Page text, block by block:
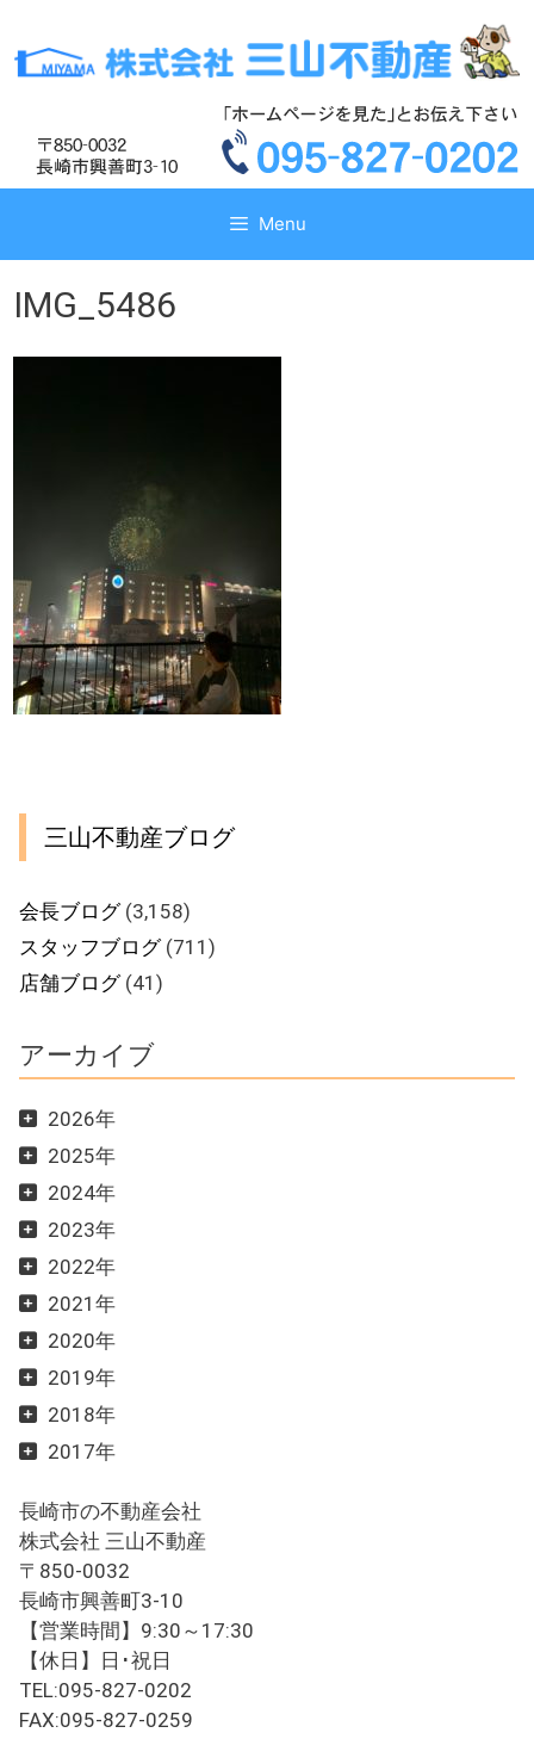
テ
ス
テ
ス
Menu
IMG_5486
三山不動産ブログ
会長ブログ(3,158)
スタッフブログ(711)
店舗ブログ(41)
アーカイブ
2026年
2025年
2024年
2023年
2022年
2021年
2020年
2019年
2018年
2017年
長崎市の不動産会社
株式会社 三山不動産
〒850-0032
長崎市興善町3-10
【営業時間】9:30～17:30
【休日】日･祝日
TEL:095-827-0202
FAX:095-827-0259